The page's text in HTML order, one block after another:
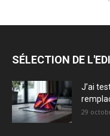
SÉLECTION DE
J’ai
29